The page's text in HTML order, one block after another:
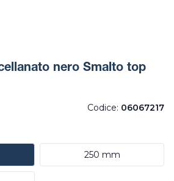
nero Smalto top
Codice: 06067217
250 mm